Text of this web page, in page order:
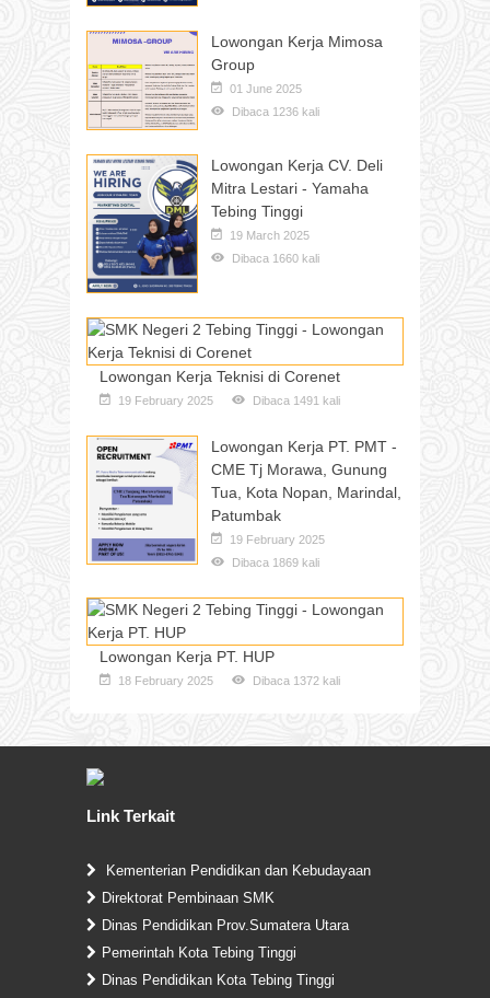
Lowongan Kerja Mimosa
Group
01 June 2025
Dibaca 1236 kali
Lowongan Kerja CV. Deli
Mitra Lestari - Yamaha
Tebing Tinggi
19 March 2025
Dibaca 1660 kali
Lowongan Kerja Teknisi di Corenet
19 February 2025 Dibaca 1491 kali
Lowongan Kerja PT. PMT -
CME Tj Morawa, Gunung
Tua, Kota Nopan, Marindal,
Patumbak
19 February 2025
Dibaca 1869 kali
Lowongan Kerja PT. HUP
18 February 2025 Dibaca 1372 kali
Link Terkait
Kementerian Pendidikan dan Kebudayaan
Direktorat Pembinaan SMK
Dinas Pendidikan Prov.Sumatera Utara
Pemerintah Kota Tebing Tinggi
Dinas Pendidikan Kota Tebing Tinggi